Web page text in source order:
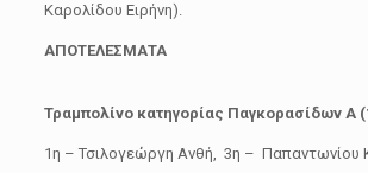
Καρολίδου Ειρήνη).
ΑΠΟΤΕΛΕΣΜΑΤΑ
Τραμπολίνο κατηγορίας Παγκορασίδων Α
1η – Τσιλογεώργη Ανθή, 3η – Παπαντωνίου